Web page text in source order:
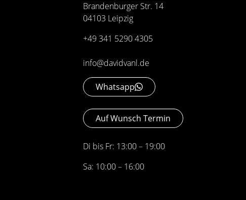
Brandenburger Str. 14
04103 Leipzig
+49 341 5290 4305
info@davidvanl.de
Whatsapp
Auf Wunsch Termin
Di bis Fr: 13:00 – 19:00
Sa: 10:00 – 16:00